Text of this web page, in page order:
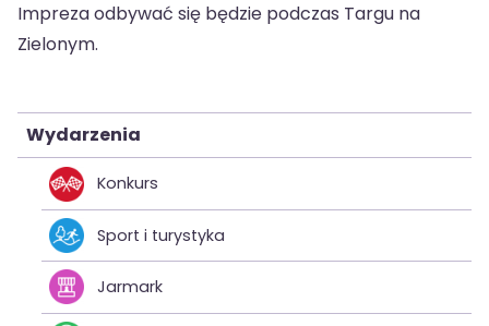
Impreza odbywać się będzie podczas Targu na
Zielonym.
Wydarzenia
Konkurs
Sport i turystyka
Jarmark